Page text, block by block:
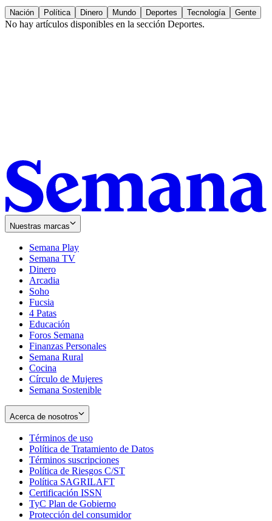
Nación Política Dinero Mundo Deportes Tecnología Gente
No hay artículos disponibles en la sección Deportes.
Nuestras marcas
Semana Play
Semana TV
Dinero
Arcadia
Soho
in
new
window
Fucsia
in
new
window
4 Patas
Educación
Foros Semana
Finanzas Personales
Semana Rural
Cocina
Círculo de Mujeres
Semana Sostenible
Acerca de nosotros
Términos de uso
in
new
window
Política de Tratamiento de Datos
Términos suscripciones
in
Política de Riesgos C/ST
Política SAGRILAFT
new
window
Certificación ISSN
in
new
TyC Plan de Gobierno
in
Protección del consumidorOpens